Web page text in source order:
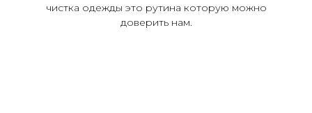
чистка одежды это рутина которую можно
доверить нам.